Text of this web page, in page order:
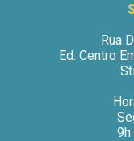
Rua
Ed. Centro
9h